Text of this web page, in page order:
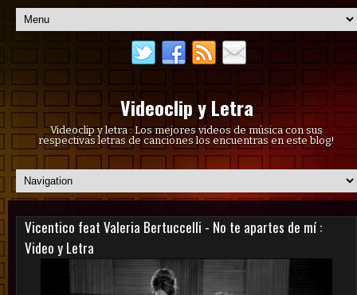
Videoclip y Letra
Videoclip y letra : Los mejores videos de música con sus
respectivas letras de canciones los encuentras en este blog!
Vicentico feat Valeria Bertuccelli - No te apartes de mí :
Video y Letra